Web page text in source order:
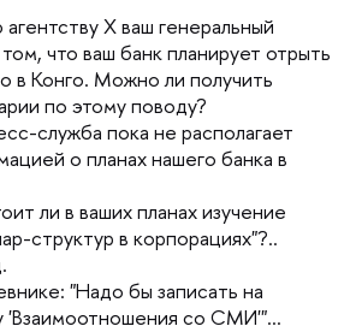
X ваш генеральный
что ваш банк планирует отрыть
в Конго. Можно ли получить
по этому поводу?
служба пока не располагает
о планах нашего банка
ли в ваших планах изучение
структур в корпорациях"?..
"Надо бы записать на
'Взаимоотношения со СМИ'"...